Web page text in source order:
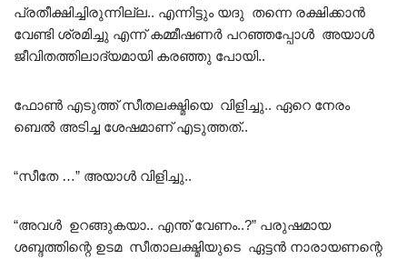
പ്രതീക്ഷിച്ചിരുന്നില്ല.. എന്നിട്ടും യദു തന്നെ രക്ഷിക്കാൻ
വേണ്ടി ശ്രമിച്ചു എന്ന് കമ്മീഷണർ പറഞ്ഞപ്പോൾ അയാൾ
ജീവിതത്തിലാദ്യമായി കരഞ്ഞു പോയി..
ഫോൺ എടുത്ത് സീതലക്ഷ്മിയെ വിളിച്ചു.. ഏറെ നേരം
ബെൽ അടിച്ച ശേഷമാണ് എടുത്തത്..
“സീതേ …” അയാൾ വിളിച്ചു..
“അവൾ ഉറങ്ങുകയാ.. എന്ത് വേണം..?” പരുഷമായ
ശബ്ദത്തിന്റെ ഉടമ സീതാലക്ഷ്മിയുടെ ഏട്ടൻ നാരായണന്റെ